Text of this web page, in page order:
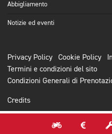
Abbigliamento
Notizie ed eventi
Privacy Policy Cookie Policy
Termini e condizioni del sito
Condizioni Generali di
Credits